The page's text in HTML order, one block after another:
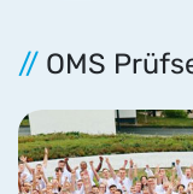
// OMS